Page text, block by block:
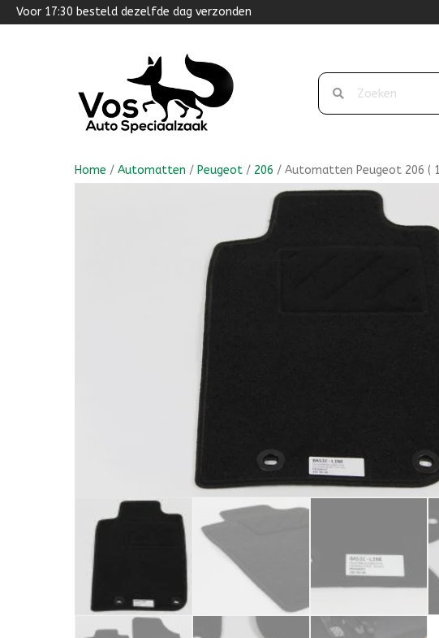
Voor 17:30 besteld dezelfde dag verzonden
Home / Automatten / Peugeot / 206 / Automatten Peugeot 206 (